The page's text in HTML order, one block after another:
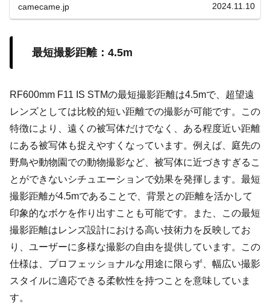
camecame.jp 2024.11.10
最短撮影距離：4.5m
RF600mm F11 IS STMの最短撮影距離は4.5mで、超望遠
レンズとしては比較的短い距離での撮影が可能です。この
特徴により、遠くの被写体だけでなく、ある程度近い距離
にある被写体も捉えやすくなっています。例えば、庭先の
野鳥や動物園での動物撮影など、被写体に近づきすぎるこ
とができないシチュエーションで効果を発揮します。最短
撮影距離が4.5mであることで、背景との距離を活かして
印象的なボケを作り出すことも可能です。また、この最短
撮影距離はレンズ設計における高い技術力を反映してお
り、ユーザーに多様な撮影の自由を提供しています。この
仕様は、プロフェッショナルな用途に限らず、幅広い撮影
スタイルに適応できる柔軟性を持つことを意味していま
す。